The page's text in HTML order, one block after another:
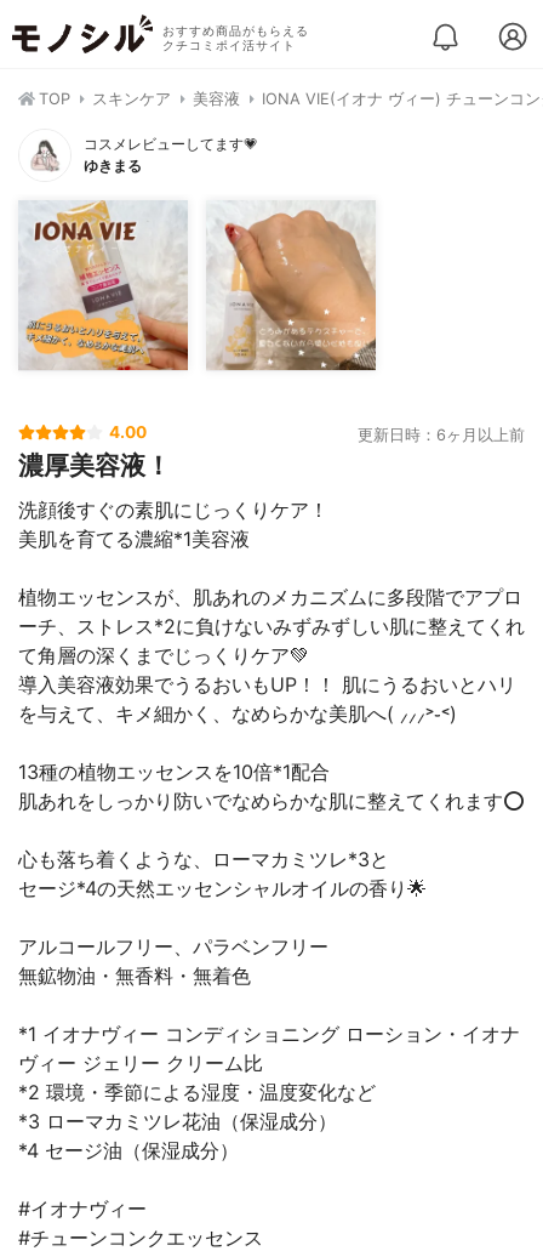
おすすめ商品がもらえる
クチコミポイ活サイト
TOP スキンケア 美容液 IONA VIE(イオナ ヴィー) チューンコ
コスメレビューしてます💗
ゆきまる
4.00 更新日時：6ヶ月以上前
濃厚美容液！
洗顔後すぐの素肌にじっくりケア！
美肌を育てる濃縮*1美容液
植物エッセンスが、肌あれのメカニズムに多段階でアプロ
ーチ、ストレス*2に負けないみずみずしい肌に整えてくれ
て角層の深くまでじっくりケア💚
導入美容液効果でうるおいもUP！！ 肌にうるおいとハリ
を与えて、キメ細かく、なめらかな美肌へ( ⸝⸝⸝˃֊˂)
13種の植物エッセンスを10倍*1配合
肌あれをしっかり防いでなめらかな肌に整えてくれます⭕️
心も落ち着くような、ローマカミツレ*3と
セージ*4の天然エッセンシャルオイルの香り🌟
アルコールフリー、パラベンフリー
無鉱物油・無香料・無着色
*1 イオナヴィー コンディショニング ローション・イオナ
ヴィー ジェリー クリーム比
*2 環境・季節による湿度・温度変化など
*3 ローマカミツレ花油（保湿成分）
*4 セージ油（保湿成分）
#イオナヴィー
#チューンコンクエッセンス